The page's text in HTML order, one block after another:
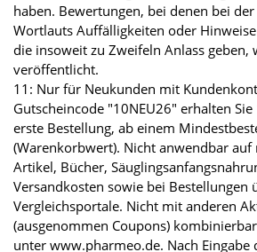
haben. Bewertungen, bei denen bei
Wortlauts Auffälligkeiten oder
die insoweit zu Zweifeln Anlass geben,
veröffentlicht.
11: Nur für Neukunden mit
Gutscheincode "10NEU26" erhalten
erste Bestellung, ab einem
(Warenkorbwert). Nicht anwendbar
Artikel, Bücher,
Versandkosten sowie bei Bestellungen
Vergleichsportale. Nicht mit anderen
(ausgenommen Coupons)
unter www.pharmeo.de. Nach Eingabe